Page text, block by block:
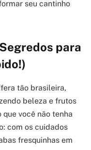
seu cantinho
para
tão brasileira,
beleza e frutos
você não tenha
com os cuidados
fresquinhas em